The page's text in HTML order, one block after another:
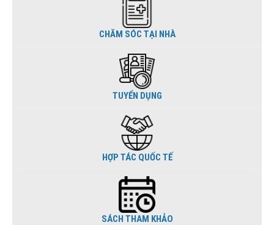
CHĂM SÓC TẠI NHÀ
TUYỂN DỤNG
HỢP TÁC QUỐC TẾ
SÁCH THAM KHẢO